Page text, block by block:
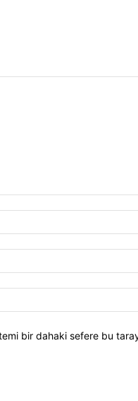
bir dahaki sefere bu